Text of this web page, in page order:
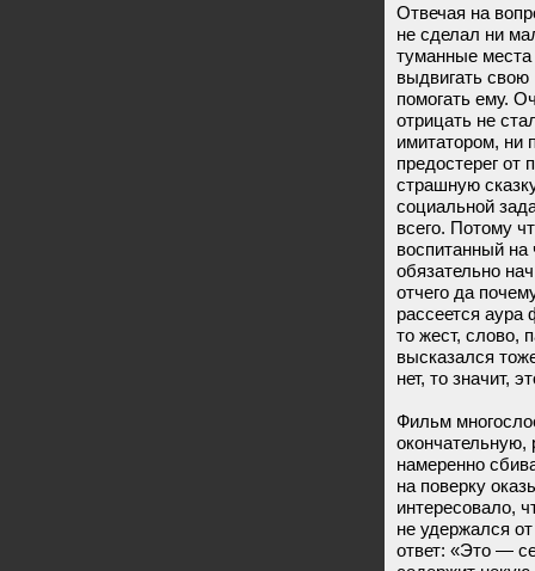
Отвечая на
не сделал ни
туманные
выдвигать
помогать ему.
отрицать не
имитатором, ни
предостерег от
страшную
социальной
всего. Потому
воспитанный на
обязательно
отчего да
рассеется аура
то жест, слово,
высказался
нет, то значит,
Фильм
окончательную,
намеренно
на поверку
интересовало,
не удержался
ответ: «Это —